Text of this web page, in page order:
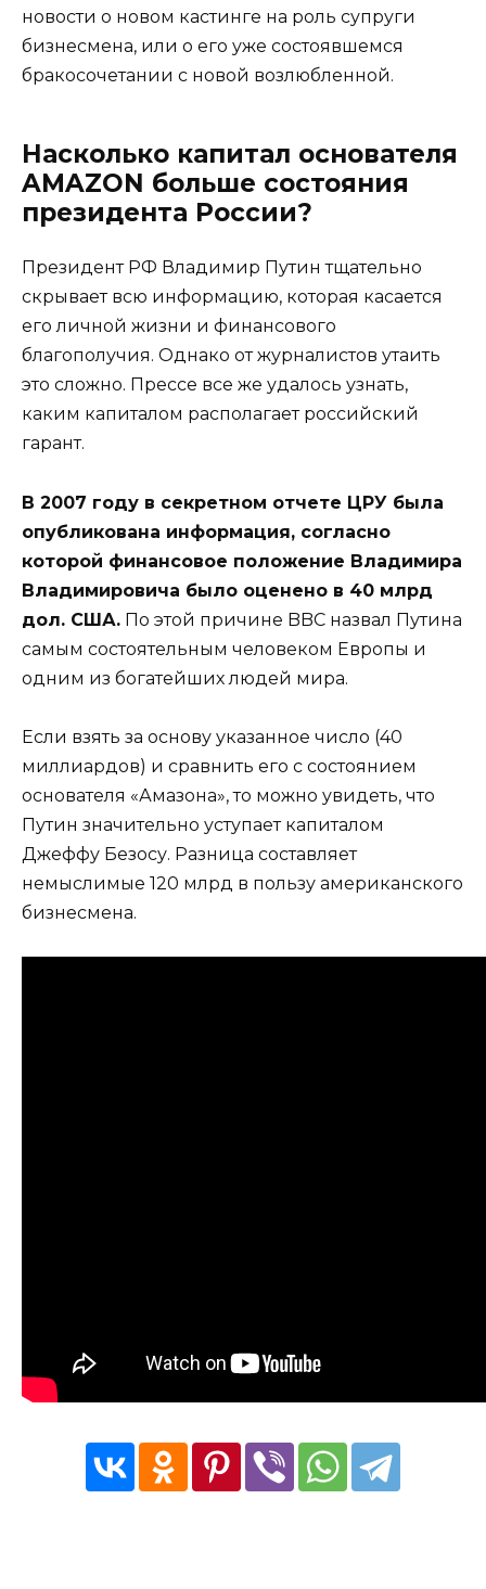
новости о новом кастинге на роль супруги
бизнесмена, или о его уже состоявшемся
бракосочетании с новой возлюбленной.
Насколько капитал основателя
AMAZON больше состояния
президента России?
Президент РФ Владимир Путин тщательно
скрывает всю информацию, которая касается
его личной жизни и финансового
благополучия. Однако от журналистов утаить
это сложно. Прессе все же удалось узнать,
каким капиталом располагает российский
гарант.
В 2007 году в секретном отчете ЦРУ была
опубликована информация, согласно
которой финансовое положение Владимира
Владимировича было оценено в 40 млрд
дол. США. По этой причине BBC назвал Путина
самым состоятельным человеком Европы и
одним из богатейших людей мира.
Если взять за основу указанное число (40
миллиардов) и сравнить его с состоянием
основателя «Амазона», то можно увидеть, что
Путин значительно уступает капиталом
Джеффу Безосу. Разница составляет
немыслимые 120 млрд в пользу американского
бизнесмена.